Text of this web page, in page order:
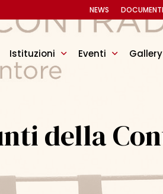
Istituzioni Eventi Gallery
NEWS DOCUMENTI
della